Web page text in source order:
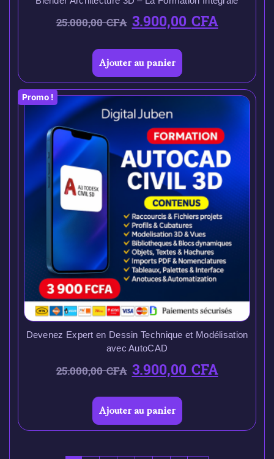
25.000,00CFA 3.900,00CFA
Ajouter au panier
Promo !
Devenez Expert en Dessin Technique et Modélisation
avec AutoCAD
25.000,00CFA 3.900,00CFA
Ajouter au panier